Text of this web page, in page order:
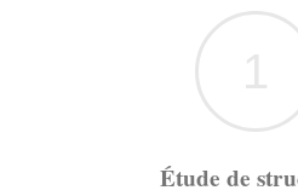
1
Étude de